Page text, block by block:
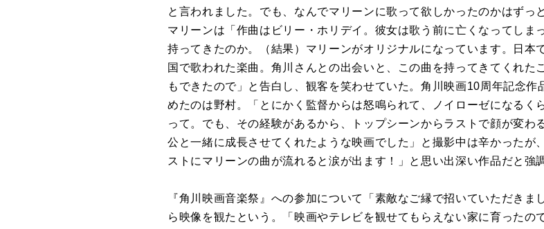
と言われました。でも、なんでマリーンに歌って欲しかったのかはずっ
マリーンは「作曲はビリー・ホリデイ。彼女は歌う前に亡くなってしま
持ってきたのか。（結果）マリーンがオリジナルになっています。日本
国で歌われた楽曲。角川さんとの出会いと、この曲を持ってきてくれた
もできたので」と告白し、観客を笑わせていた。角川映画10周年記念
めたのは野村。「とにかく監督からは怒鳴られて、ノイローゼになるく
って。でも、その経験があるから、トップシーンからラストで顔が変わ
公と一緒に成長させてくれたような映画でした」と撮影中は辛かったが
ストにマリーンの曲が流れると涙が出ます！」と思い出深い作品だと強
『角川映画音楽祭』への参加について「素敵なご縁で招いていただき
ら映像を観たという。「映画やテレビを観せてもらえない家に育った